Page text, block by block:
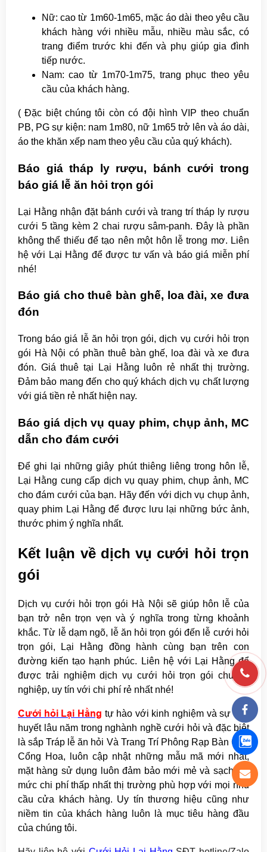
Nữ: cao từ 1m60-1m65, mặc áo dài theo yêu cầu
khách hàng với nhiều mẫu, nhiều màu sắc, có
trang điểm trước khi đến và phụ giúp gia đình
tiếp nước.
Nam: cao từ 1m70-1m75, trang phục theo yêu
cầu của khách hàng.
( Đặc biệt chúng tôi còn có đội hình VIP theo chuẩn
PB, PG sự kiện: nam 1m80, nữ 1m65 trở lên và áo dài,
áo the khăn xếp nam theo yêu cầu của quý khách).
Báo giá tháp ly rượu, bánh cưới trong
báo giá lễ ăn hỏi trọn gói
Lại Hằng nhận đặt bánh cưới và trang trí tháp ly rượu
cưới 5 tầng kèm 2 chai rượu sâm-panh. Đây là phần
không thể thiếu để tạo nên một hôn lễ trong mơ. Liên
hệ với Lại Hằng để được tư vấn và báo giá miễn phí
nhé!
Báo giá cho thuê bàn ghế, loa đài, xe đưa
đón
Trong báo giá lễ ăn hỏi trọn gói, dịch vụ cưới hỏi trọn
gói Hà Nội có phần thuê bàn ghế, loa đài và xe đưa
đón. Giá thuê tại Lại Hằng luôn rẻ nhất thị trường.
Đảm bảo mang đến cho quý khách dịch vụ chất lượng
với giá tiền rẻ nhất hiện nay.
Báo giá dịch vụ quay phim, chụp ảnh, MC
dẫn cho đám cưới
Để ghi lại những giây phút thiêng liêng trong hôn lễ,
Lại Hằng cung cấp dịch vụ quay phim, chụp ảnh, MC
cho đám cưới của bạn. Hãy đến với dịch vụ chụp ảnh,
quay phim Lại Hằng để được lưu lại những bức ảnh,
thước phim ý nghĩa nhất.
Kết luận về dịch vụ cưới hỏi trọn
gói
Dịch vụ cưới hỏi trọn gói Hà Nội sẽ giúp hôn lễ của
bạn trở nên trọn vẹn và ý nghĩa trong từng khoảnh
khắc. Từ lễ dạm ngõ, lễ ăn hỏi trọn gói đến lễ cưới hỏi
trọn gói, Lại Hằng đồng hành cùng bạn trên con
đường kiến tạo hạnh phúc. Liên hệ với Lại Hằng để
được trải nghiệm dịch vụ cưới hỏi trọn gói chuyên
nghiệp, uy tín với chi phí rẻ nhất nhé!
Cưới hỏi Lại Hằng tự hào với kinh nghiệm và sự tâm
huyết lâu năm trong nghành nghề cưới hỏi và đặc biệt
là sắp Tráp lễ ăn hỏi Và Trang Trí Phông Rạp Bàn Ghế
Cổng Hoa, luôn cập nhật những mẫu mã mới nhất,
mặt hàng sử dụng luôn đảm bảo mới mẻ và sạch sẽ,
mức chi phí thấp nhất thị trường phù hợp với mọi nhu
cầu cửa khách hàng. Uy tín thương hiệu cũng như
niềm tin của khách hàng luôn là mục tiêu hàng đầu
của chúng tôi.